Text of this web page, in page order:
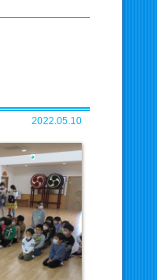
2022.05.10